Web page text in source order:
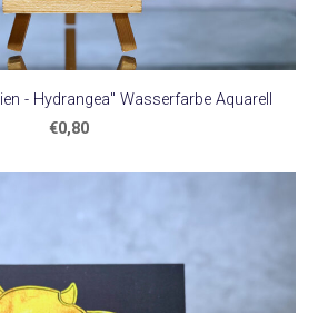
- Hydrangea" Wasserfarbe Aquarell
€0,80